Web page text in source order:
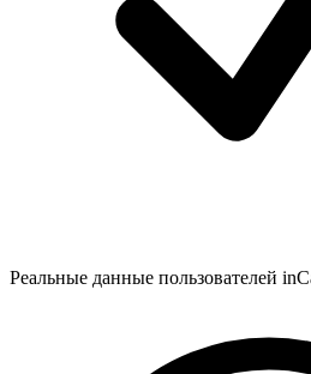
Реальные данные пользователей